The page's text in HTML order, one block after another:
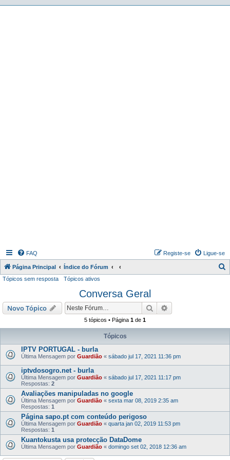
FAQ Ligue-se
Registe-se
Página Principal Índice do Fórum
i
r
Tópicos sem resposta Tópicos ativos
Conversa Geral
Novo Tópico Pesquisar
5 tópicos • Página 1 de 1
Tópicos
IPTV PORTUGAL - burla
Última Mensagem por Guardião « sábado jul 17, 2021 11:36 pm
iptvdosogro.net - burla
Última Mensagem por Guardião « sábado jul 17, 2021 11:17 pm
Respostas: 2
Avaliações manipuladas no google
Última Mensagem por Guardião « sexta mar 08, 2019 2:35 am
Respostas: 1
Página sapo.pt com conteúdo perigoso
Última Mensagem por Guardião « quarta jan 02, 2019 11:53 pm
Respostas: 1
Kuantokusta usa protecção DataDome
Última Mensagem por Guardião « domingo set 02, 2018 12:36 am